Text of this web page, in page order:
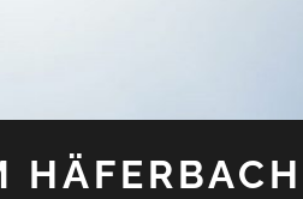
HÄFERBACH